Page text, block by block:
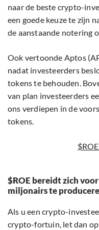
naar de beste crypto-
een goede keuze te zijn
de aanstaande notering
Ook vertoonde Aptos
nadat investeerders
tokens te behouden.
van plan investeerders
ons verdiepen in de
tokens.
$ROE bereidt zich
miljonairs te
Als u een crypto-
crypto-fortuin, let dan op